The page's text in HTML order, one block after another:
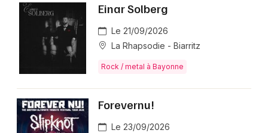
Einar Solberg
Le 21/09/2026
La Rhapsodie - Biarritz
Rock / metal à Bayonne
Forevernu!
Le 23/09/2026